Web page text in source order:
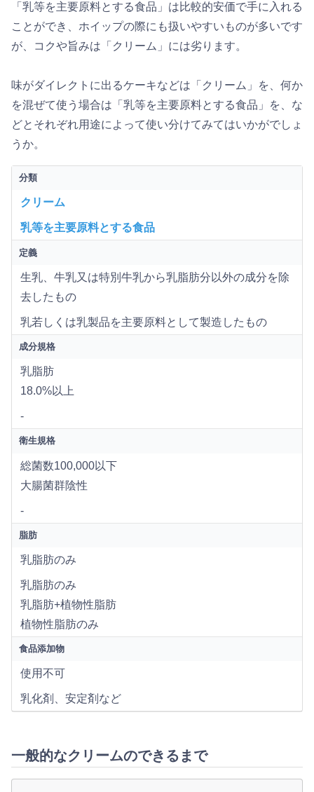
「乳等を主要原料とする食品」は比較的安価で手に入れる
ことができ、ホイップの際にも扱いやすいものが多いです
が、コクや旨みは「クリーム」には劣ります。
味がダイレクトに出るケーキなどは「クリーム」を、何か
を混ぜて使う場合は「乳等を主要原料とする食品」を、な
どとそれぞれ用途によって使い分けてみてはいかがでしょ
うか。
分類
クリーム
乳等を主要原料とする食品
定義
生乳、牛乳又は特別牛乳から乳脂肪分以外の成分を除
去したもの
乳若しくは乳製品を主要原料として製造したもの
成分規格
乳脂肪
18.0%以上
-
衛生規格
総菌数100,000以下
大腸菌群陰性
-
脂肪
乳脂肪のみ
乳脂肪のみ
乳脂肪+植物性脂肪
植物性脂肪のみ
食品添加物
使用不可
乳化剤、安定剤など
一般的なクリームのできるまで